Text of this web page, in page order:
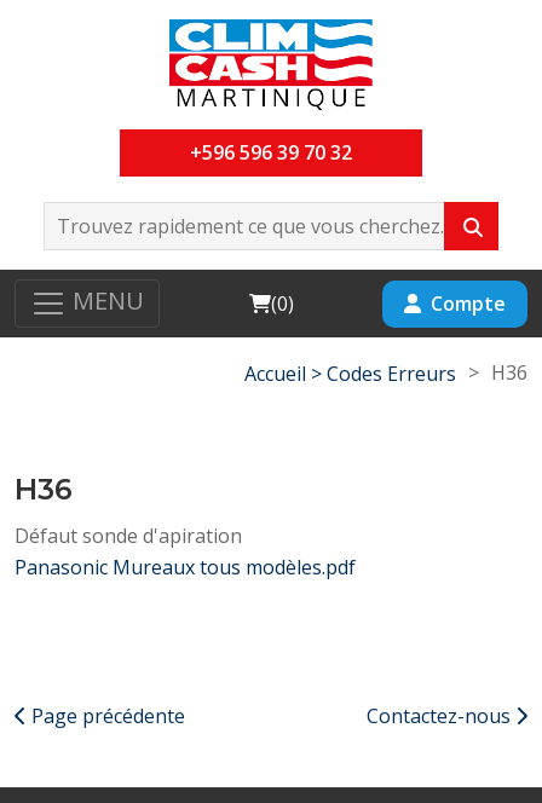
+596 596 39 70 32
MENU Cart
(0) Compte
Accueil >Codes Erreurs > H36
H36
Défaut sonde d'apiration
Panasonic Mureaux tous modèles.pdf
Page précédente Contactez-nous